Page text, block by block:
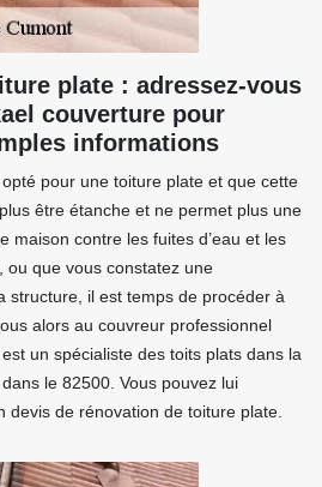
plate : adressez-vous
couverture pour
informations
pour une toiture plate et que cette
être étanche et ne permet plus une
maison contre les fuites d’eau et les
ou que vous constatez une
structure, il est temps de procéder à
alors au couvreur professionnel
un spécialiste des toits plats dans la
le 82500. Vous pouvez lui
devis de rénovation de toiture plate.